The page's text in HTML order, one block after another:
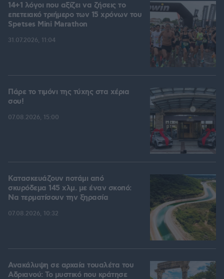
14+1 λόγοι που αξίζει να ζήσεις το
επετειακό τριήμερο των 15 χρόνων του
Spetses Mini Marathon
31.07.2026, 11:04
Πάρε το τιμόνι της τύχης στα χέρια
σου!
07.08.2026, 15:00
Κατασκευάζουν ποτάμι από
σκυρόδεμα 145 χλμ. με έναν σκοπό:
Να τερματίσουν την ξηρασία
07.08.2026, 10:32
Ανακάλυψη σε αρχαία τουαλέτα του
Αδριανού: Το μυστικό που κράτησε